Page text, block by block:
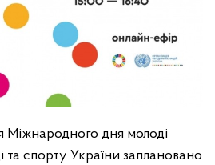
Міжнародного дня молоді
та спорту України заплановано